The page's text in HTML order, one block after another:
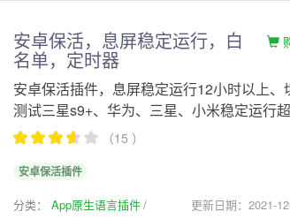
安卓保活，息屏稳定运行，白
名单，定时器
安卓保活插件，息屏稳定运行12小时以上、
测试三星s9+、华为、三星、小米稳定运行超
（15 ）
安卓保活插件
分类： App原生语言插件 更新日期：2021-